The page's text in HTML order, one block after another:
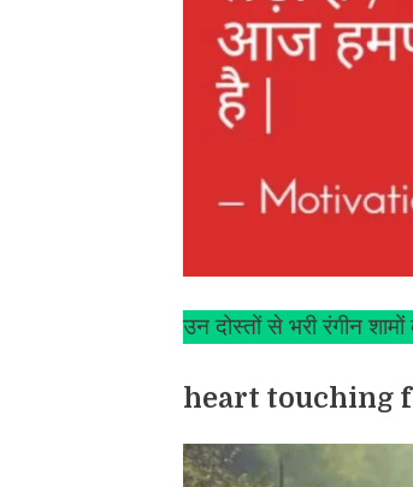
उन दोस्तों से भरी रंगीन
heart touching